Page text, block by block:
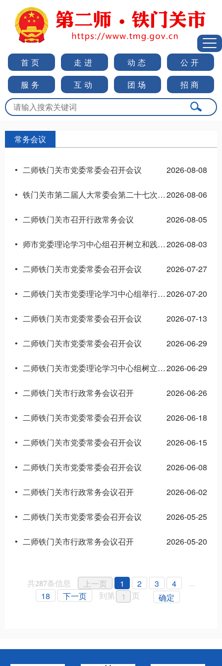
首页 走进 动态
公开
服务
互动 团场 招商
常务会议
2026-08-08
• 二师铁门关市党委常委会召开会议
2026-08-06
• 铁门关市第二届人大常委会第二十七次会议召开
2026-08-05
• 二师铁门关市召开行政常务会议
2026-08-03
• 师市党委理论学习中心组召开树立和践行正确政绩观学习教育调研成果交流会
2026-07-27
• 二师铁门关市党委常委会召开会议
2026-07-20
• 二师铁门关市党委理论学习中心组举行专题学习交流会
2026-07-13
• 二师铁门关市党委常委会召开会议
2026-06-29
• 二师铁门关市党委常委会召开会议
2026-06-29
• 二师铁门关市党委理论学习中心组树立和践行正确政绩观学习教育专题学习交流会召开
2026-06-26
• 二师铁门关市行政常务会议召开
2026-06-18
• 二师铁门关市党委常委会召开会议
2026-06-15
• 二师铁门关市党委常委会召开会议
2026-06-08
• 二师铁门关市党委常委会召开会议
2026-06-02
• 二师铁门关市行政常务会议召开
2026-05-25
• 二师铁门关市党委常委会召开会议
2026-05-20
• 二师铁门关市行政常务会议召开
共287条信息 上一页 1 2 3 4
...
18
下一页 到第 页 确定